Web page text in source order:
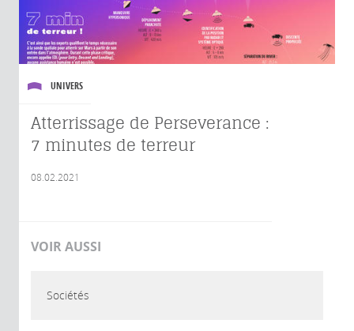
UNIVERS
Atterrissage de Perseverance :
7 minutes de terreur
08.02.2021
VOIR AUSSI
Sociétés